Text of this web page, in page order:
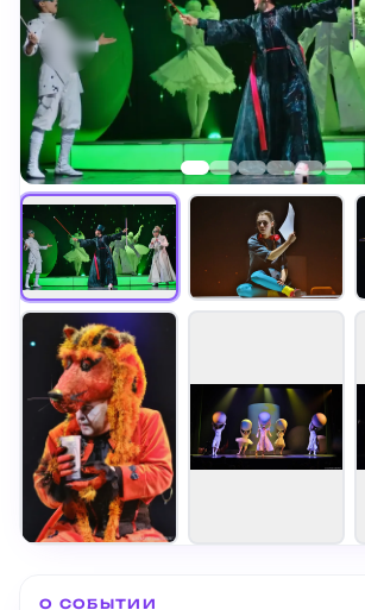
Афиша
Театры
«Волшебник Изумрудного города»
О СОБЫТИИ